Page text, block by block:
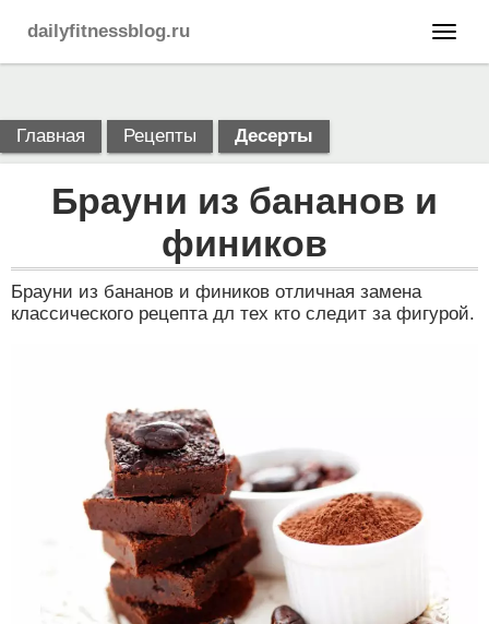
dailyfitnessblog.ru
Главная Рецепты Десерты
Брауни из бананов и
фиников
Брауни из бананов и фиников отличная замена
классического рецепта дл тех кто следит за фигурой.